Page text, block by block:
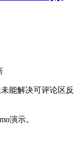
能解决可评论区反
演示。